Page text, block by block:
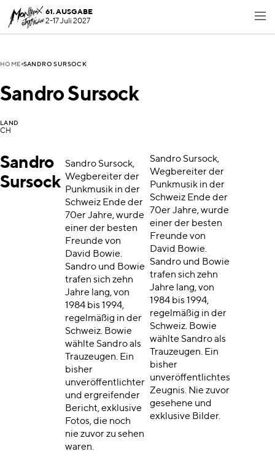
61. AUSGABE
2-17 Juli 2027
HOME SANDRO SURSOCK
Sandro Sursock
LAND
CH
Sandro
Sursock
Sandro Sursock,
Wegbereiter der
Punkmusik in der
Schweiz Ende der
70er Jahre, wurde
einer der besten
Freunde von
David Bowie.
Sandro und Bowie
trafen sich zehn
Jahre lang, von
1984 bis 1994,
regelmäßig in der
Schweiz. Bowie
wählte Sandro als
Trauzeugen. Ein
bisher
unveröffentlichter
und ergreifender
Bericht, exklusive
Fotos, die noch
nie zuvor zu sehen
waren.
Sandro Sursock,
Wegbereiter der
Punkmusik in der
Schweiz Ende der
70er Jahre, wurde
einer der besten
Freunde von
David Bowie.
Sandro und Bowie
trafen sich zehn
Jahre lang, von
1984 bis 1994,
regelmäßig in der
Schweiz. Bowie
wählte Sandro als
Trauzeugen. Ein
bisher
unveröffentlichtes
Zeugnis. Nie zuvor
gesehene und
exklusive Bilder.